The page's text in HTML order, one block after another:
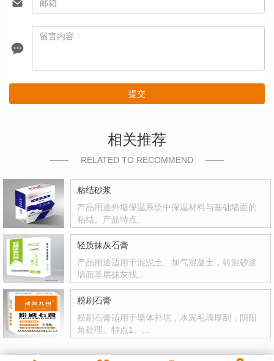
提交
相关推荐
RELATED TO RECOMMEND
粘结砂浆
产品用途外墙保温系统中保温材料与基础墙面的
粘结。产品特点…
轻质抹灰石膏
产品用途适用于混泥土、加气混凝土，砖混砂浆
墙面基层抹灰找…
粉刷石膏
粉刷石膏适用于墙体补坑，水泥毛墙厚刮，阴阳
角处理。特点1、…